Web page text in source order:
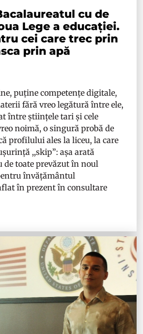
cu de
Lege a educației.
cei care trec prin
prin apă
puține competențe digitale,
fără vreo legătură între ele,
între științele tari și cele
noimă, o singură probă de
profilului ales la liceu, la care
,,skip”: așa arată
de toate prevăzut în noul
învățământul
în prezent în consultare